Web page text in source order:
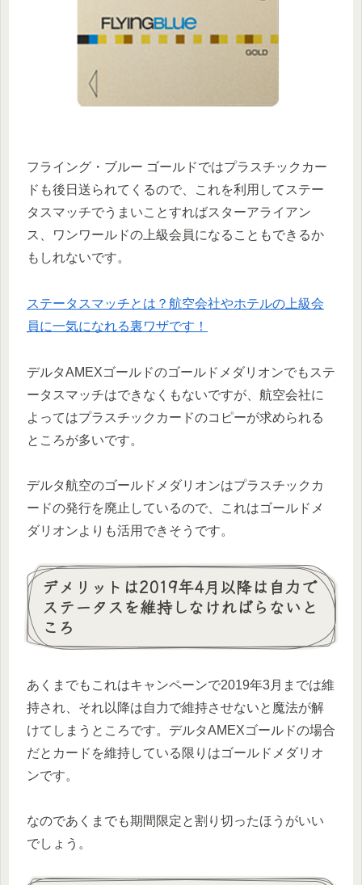
フライング・ブルー ゴールドではプラスチックカー
ドも後日送られてくるので、これを利用してステー
タスマッチでうまいことすればスターアライアン
ス、ワンワールドの上級会員になることもできるか
もしれないです。
ステータスマッチとは？航空会社やホテルの上級会
員に一気になれる裏ワザです！
デルタAMEXゴールドのゴールドメダリオンでもステ
ータスマッチはできなくもないですが、航空会社に
よってはプラスチックカードのコピーが求められる
ところが多いです。
デルタ航空のゴールドメダリオンはプラスチックカ
ードの発行を廃止しているので、これはゴールドメ
ダリオンよりも活用できそうです。
デメリットは2019年4月以降は自力で
ステータスを維持しなければらないと
ころ
あくまでもこれはキャンペーンで2019年3月までは維
持され、それ以降は自力で維持させないと魔法が解
けてしまうところです。デルタAMEXゴールドの場合
だとカードを維持している限りはゴールドメダリオ
ンです。
なのであくまでも期間限定と割り切ったほうがいい
でしょう。